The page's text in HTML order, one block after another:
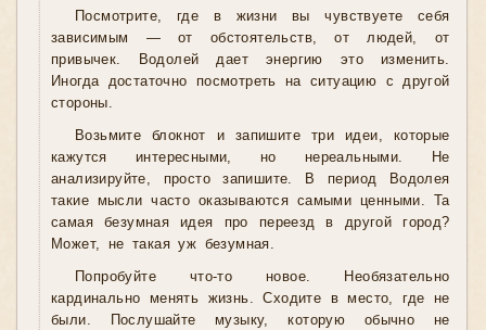
Посмотрите, где в жизни вы чувствуете себя
зависимым — от обстоятельств, от людей, от
привычек. Водолей дает энергию это изменить.
Иногда достаточно посмотреть на ситуацию с другой
стороны.
Возьмите блокнот и запишите три идеи, которые
кажутся интересными, но нереальными. Не
анализируйте, просто запишите. В период Водолея
такие мысли часто оказываются самыми ценными. Та
самая безумная идея про переезд в другой город?
Может, не такая уж безумная.
Попробуйте что-то новое. Необязательно
кардинально менять жизнь. Сходите в место, где не
были. Послушайте музыку, которую обычно не